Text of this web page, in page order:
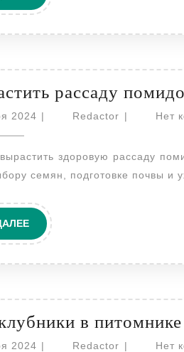
ДАЛЕЕ
рассаду
202414| Redactor Redactor
| Нет
семян, подготовке почвы и
ЧИТАТЬ
ДАЛЕЕ
в
202414| Redactor Redactor
| Нет